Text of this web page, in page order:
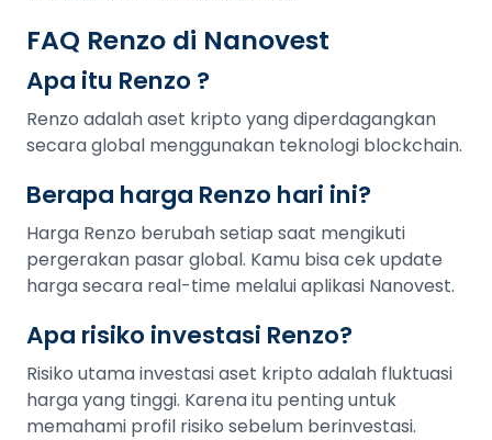
FAQ Renzo di Nanovest
Apa itu Renzo ?
Renzo adalah aset kripto yang diperdagangkan
secara global menggunakan teknologi blockchain.
Berapa harga Renzo hari ini?
Harga Renzo berubah setiap saat mengikuti
pergerakan pasar global. Kamu bisa cek update
harga secara real-time melalui aplikasi Nanovest.
Apa risiko investasi Renzo?
Risiko utama investasi aset kripto adalah fluktuasi
harga yang tinggi. Karena itu penting untuk
memahami profil risiko sebelum berinvestasi.